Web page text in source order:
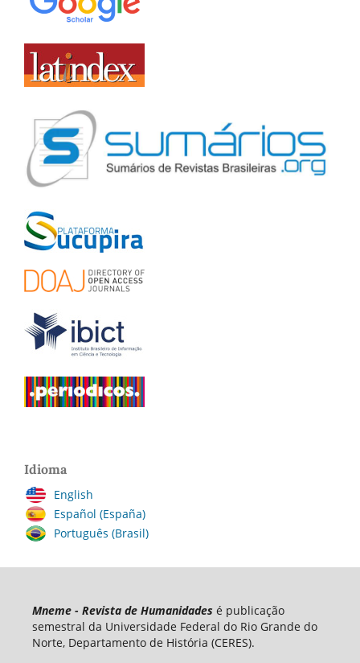
Idioma
English
Español (España)
Português (Brasil)
Mneme - Revista de Humanidades é publicação
semestral da Universidade Federal do Rio Grande do
Norte, Departamento de História (CERES).